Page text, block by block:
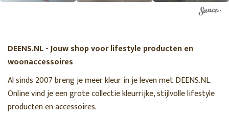
DEENS.NL - Jouw shop voor lifestyle producten en
woonaccessoires
Al sinds 2007 breng je meer kleur in je leven met DEENS.NL.
Online vind je een grote collectie kleurrijke, stijlvolle lifestyle
producten en accessoires.